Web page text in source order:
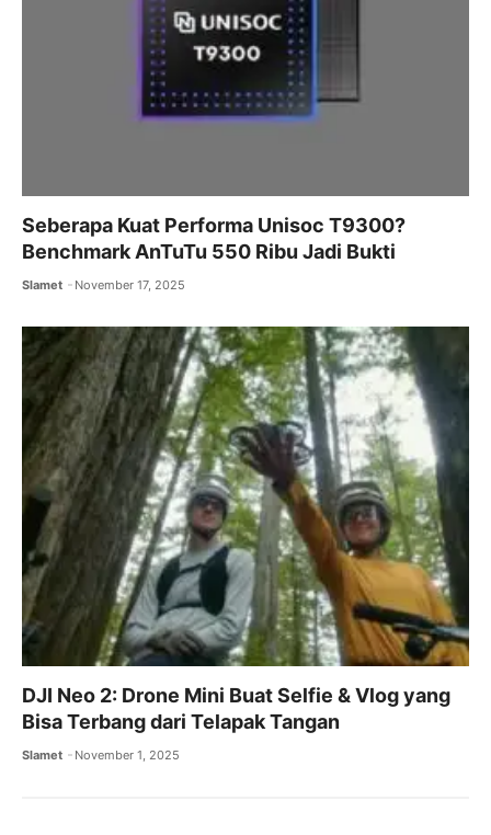
Seberapa Kuat Performa Unisoc T9300?
Benchmark AnTuTu 550 Ribu Jadi Bukti
Slamet November 17, 2025
DJI Neo 2: Drone Mini Buat Selfie & Vlog yang
Bisa Terbang dari Telapak Tangan
Slamet November 1, 2025